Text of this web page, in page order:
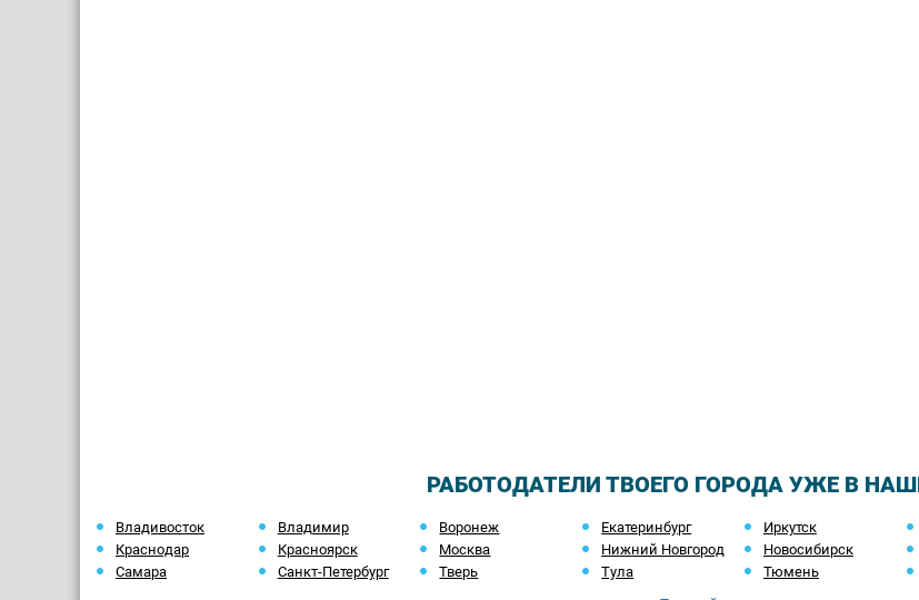
РАБОТОДАТЕЛИ ТВОЕГО ГОРОДА УЖЕ В
Владивосток Владимир Воронеж Екатеринбург Иркутск
Краснодар
Красноярск Москва Нижний Новгород Новосибирск
Самара
Санкт-Петербург Тверь Тула Тюмень